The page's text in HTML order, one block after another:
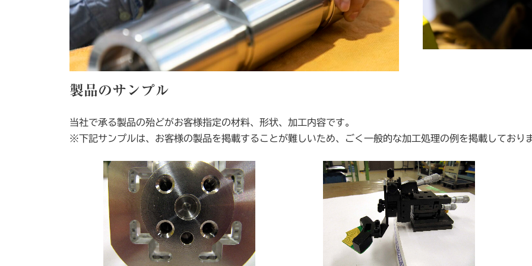
製品のサンプル
当社で承る製品の殆どがお客様指定の材料、形状、加工内容です。
※下記サンプルは、お客様の製品を掲載することが難しいため、ごく一般的な加工処理の例を掲載しており